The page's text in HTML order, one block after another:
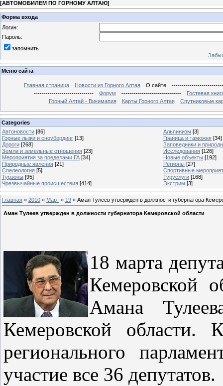
[АВТОМОБИЛЕМ ПО ГОРНОМУ АЛТАЮ]
Форма входа
Логин:
Пароль:
запомнить
Меню сайта
Главная страница Новости из Горного Алтая О сайте
------------------------------
Форум ------------------------------
Гостевая
Горный Алтай - Викимапия
Карты Горного Алтая Спутниковые
Categories
Автоновости [86] Альпинизм [3]
Горные лыжи и сноубординг [13] Граница и таможня [34]
Дороги [268]
Заповедники и
Земли и земельные отношения [23] Исследования [126]
Мероприятия за пределами ГА [34] Новые объекты [192]
Природные явления [21] Регионы [27]
Спелеология [5]
Спортивные
Турзоны [95] Туруслуги [168]
Чрезвычайные происшествия [414] Экстрим [3]
Главная » 2010 » Март » 19 » Аман Тулеев утвержден в должности губернатора
Аман Тулеев утвержден в должности губернатора Кемеровской области
18 марта
Кемеровской
Амана
Кемеровской области.
регионального
участие все 36 депутатов.